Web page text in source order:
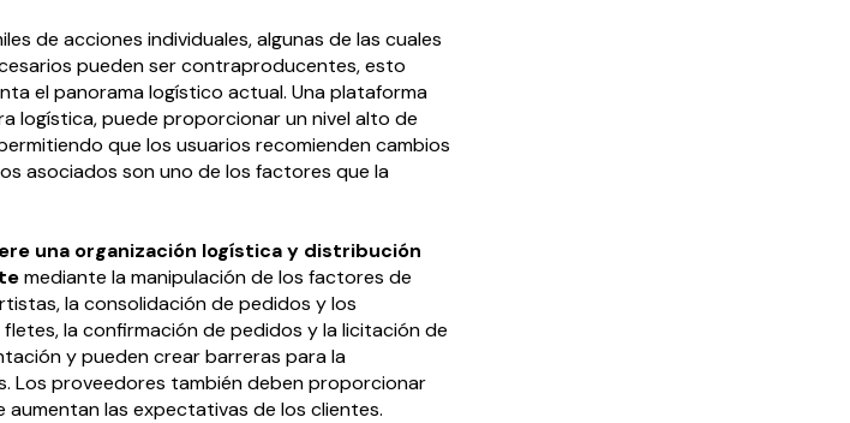
de acciones individuales, algunas de las cuales
pueden ser contraproducentes, esto
el panorama logístico actual. Una plataforma
logística, puede proporcionar un nivel alto de
que los usuarios recomienden cambios
asociados son uno de los factores que la
una organización logística y distribución
mediante la manipulación de los factores de
la consolidación de pedidos y los
la confirmación de pedidos y la licitación de
y pueden crear barreras para la
Los proveedores también deben proporcionar
las expectativas de los clientes.